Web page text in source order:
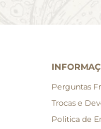
Perguntas
Trocas e
Politica de